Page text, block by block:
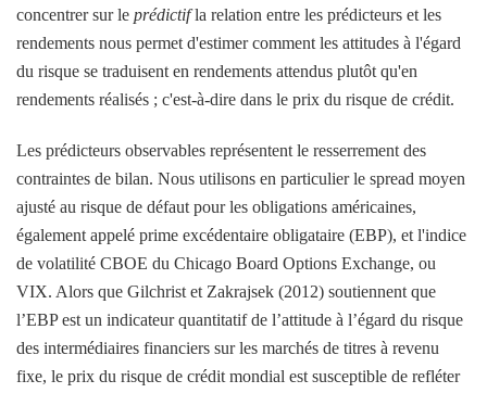
concentrer sur le prédictifla relation entre les prédicteurs et les
rendements nous permet d'estimer comment les attitudes à l'égard
du risque se traduisent en rendements attendus plutôt qu'en
rendements réalisés ; c'est-à-dire dans le prix du risque de crédit.
Les prédicteurs observables représentent le resserrement des
contraintes de bilan. Nous utilisons en particulier le spread moyen
ajusté au risque de défaut pour les obligations américaines,
également appelé prime excédentaire obligataire (EBP), et l'indice
de volatilité CBOE du Chicago Board Options Exchange, ou
VIX. Alors que Gilchrist et Zakrajsek (2012) soutiennent que
l’EBP est un indicateur quantitatif de l’attitude à l’égard du risque
des intermédiaires financiers sur les marchés de titres à revenu
fixe, le prix du risque de crédit mondial est susceptible de refléter